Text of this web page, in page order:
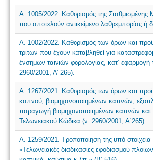
Α. 1005/2022. Καθορισμός της Σταθμισμένης
που αποτελούν αντικείμενο λαθρεμπορίας ή
Α. 1002/2022. Καθορισμός των όρων και
τρίτων που έχουν καταβληθεί για
ένσημων ταινιών φορολογίας, κατ’
2960/2001, Α’ 265).
Α. 1267/2021. Καθορισμός των όρων και
καπνού, βιομηχανοποιημένων καπνών,
παραγωγή βιομηχανοποιημένων καπνών και
Τελωνειακού Κώδικα (ν. 2960/2001, Α΄265).
Α. 1259/2021. Τροποποίηση της υπό
«Τελωνειακές διαδικασίες εφοδιασμού